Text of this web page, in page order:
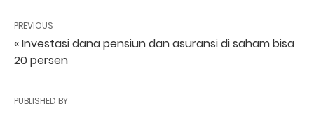
PREVIOUS
« Investasi dana pensiun dan asuransi di saham bisa
20 persen
PUBLISHED BY